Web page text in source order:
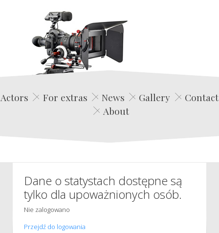
Edwin Film Agencja Aktorska
Actors For extras News Gallery
Contact
About
Dane o statystach dostępne są
tylko dla upoważnionych osób.
Nie zalogowano
Przejdź do logowania